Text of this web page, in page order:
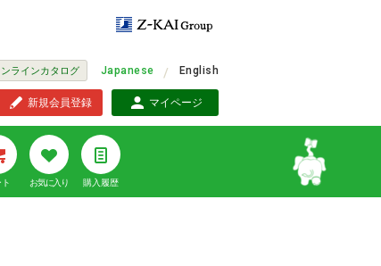
ンラインカタログ Japanese English
新規会員登録 マイページ
お気に入り 購入履歴